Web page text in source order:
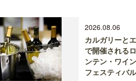
2026.08.06
カルガリーと
で開催される
ンテン・ワイ
フェスティバル